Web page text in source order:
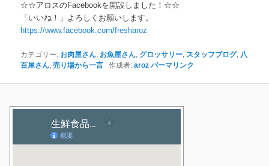
☆☆アロスのFacebookを開設しました！☆☆
「いいね！」よろしくお願いします。
https://www.facebook.com/fresharoz
カテゴリー: お肉屋さん, お魚屋さん, グロッサリー, スタッフブログ, 八
百屋さん,売り場から一言 作成者:aroz パーマリンク